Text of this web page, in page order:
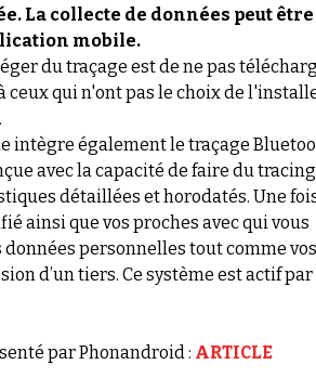
La collecte de données peut être
mobile.
du traçage est de ne pas
qui n'ont pas le choix de
intègre également le traçage
avec la capacité de faire du
détaillées et horodatés. Une
ainsi que vos proches avec qui vous
personnelles tout comme vos
d’un tiers. Ce système est actif par
par Phonandroid : ARTICLE